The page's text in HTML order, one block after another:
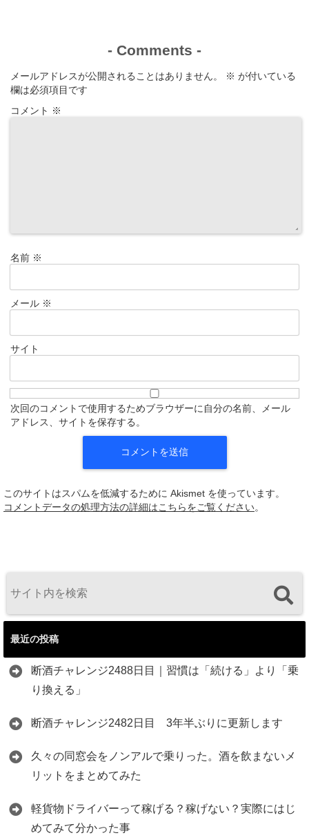
- Comments -
メールアドレスが公開されることはありません。 ※ が付いている
欄は必須項目です
コメント ※
名前 ※
メール ※
サイト
次回のコメントで使用するためブラウザーに自分の名前、メール
アドレス、サイトを保存する。
このサイトはスパムを低減するために Akismet を使っています。
コメントデータの処理方法の詳細はこちらをご覧ください。
最近の投稿
断酒チャレンジ2488日目｜習慣は「続ける」より「乗
り換える」
断酒チャレンジ2482日目 3年半ぶりに更新します
久々の同窓会をノンアルで乗りった。酒を飲まないメ
リットをまとめてみた
軽貨物ドライバーって稼げる？稼げない？実際にはじ
めてみて分かった事